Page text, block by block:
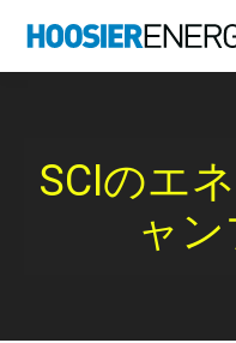
SCIのエ
ャ